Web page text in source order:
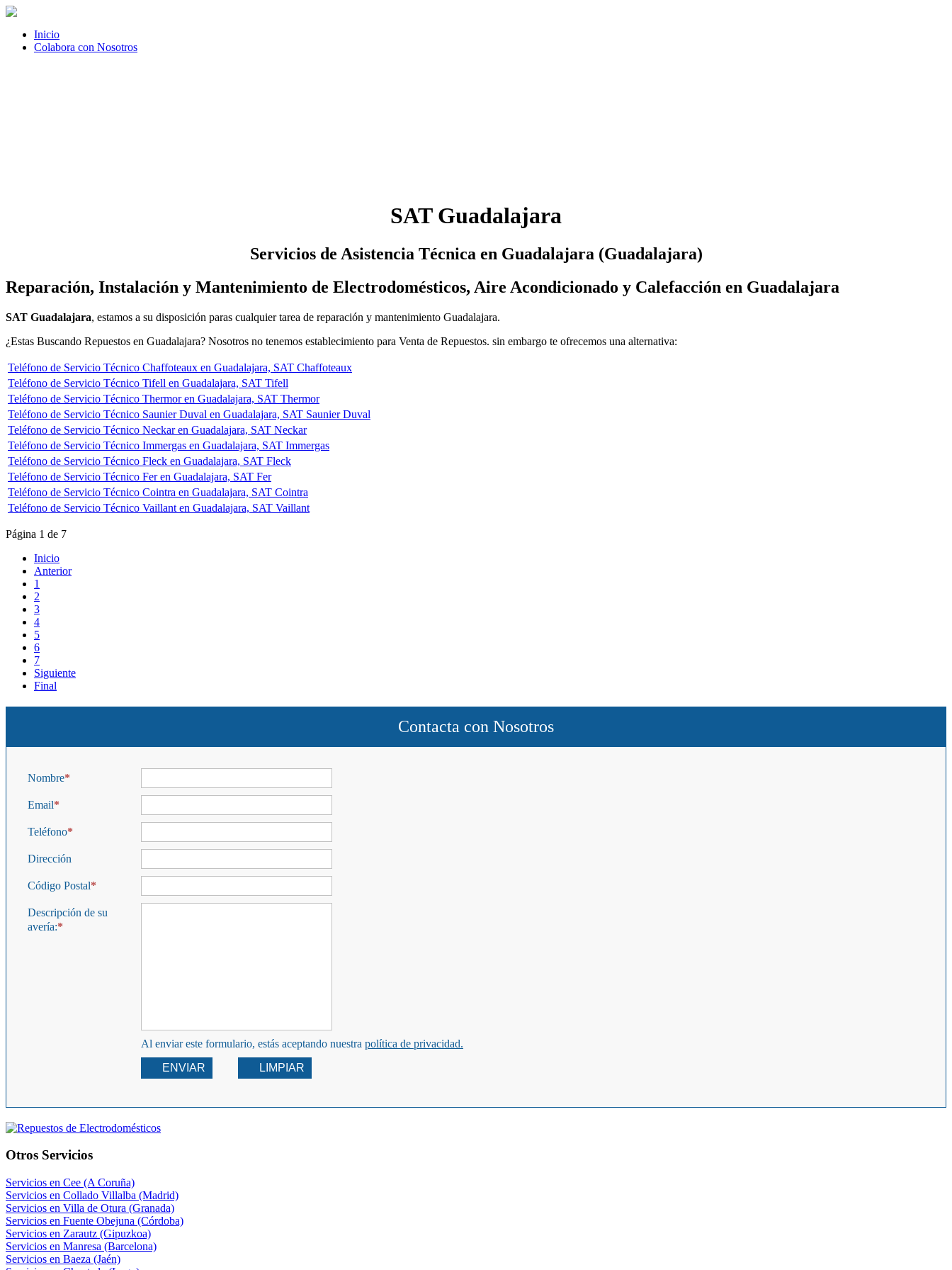
Inicio
Colabora con Nosotros
SAT Guadalajara
Servicios de Asistencia Técnica en Guadalajara (Guadalajara)
Reparación, Instalación y Mantenimiento de Electrodomésticos, Aire Acondicionado y Calefacción en Guadalajara
SAT Guadalajara, estamos a su disposición paras cualquier tarea de reparación y mantenimiento Guadalajara.
¿Estas Buscando Repuestos en Guadalajara? Nosotros no tenemos establecimiento para Venta de Repuestos. sin embargo te ofrecemos una alternativa:
Teléfono de Servicio Técnico Chaffoteaux en Guadalajara, SAT Chaffoteaux
Teléfono de Servicio Técnico Tifell en Guadalajara, SAT Tifell
Teléfono de Servicio Técnico Thermor en Guadalajara, SAT Thermor
Teléfono de Servicio Técnico Saunier Duval en Guadalajara, SAT Saunier Duval
Teléfono de Servicio Técnico Neckar en Guadalajara, SAT Neckar
Teléfono de Servicio Técnico Immergas en Guadalajara, SAT Immergas
Teléfono de Servicio Técnico Fleck en Guadalajara, SAT Fleck
Teléfono de Servicio Técnico Fer en Guadalajara, SAT Fer
Teléfono de Servicio Técnico Cointra en Guadalajara, SAT Cointra
Teléfono de Servicio Técnico Vaillant en Guadalajara, SAT Vaillant
Página 1 de 7
Inicio
Anterior
1
2
3
4
5
6
7
Siguiente
Final
Contacta con Nosotros
Nombre
Email
Teléfono
Dirección
Código Postal
Descripción de su
avería:
Al enviar este formulario, estás aceptando nuestra política de privacidad.
ENVIAR
LIMPIAR
Otros Servicios
Servicios en Cee (A Coruña)
Servicios en Collado Villalba (Madrid)
Servicios en Villa de Otura (Granada)
Servicios en Fuente Obejuna (Córdoba)
Servicios en Zarautz (Gipuzkoa)
Servicios en Manresa (Barcelona)
Servicios en Baeza (Jaén)